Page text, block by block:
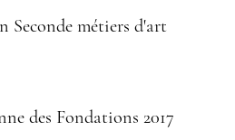
Seconde métiers d'art
des Fondations 2017